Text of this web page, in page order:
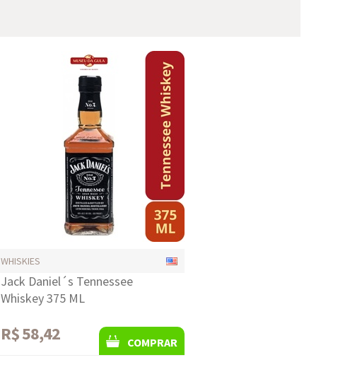
WHISKIES
Jack Daniel´s Tennessee
Whiskey 375 ML
R$ 58,42 COMPRAR